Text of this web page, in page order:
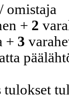
omistaja
+ 2
+ 3
tulokset